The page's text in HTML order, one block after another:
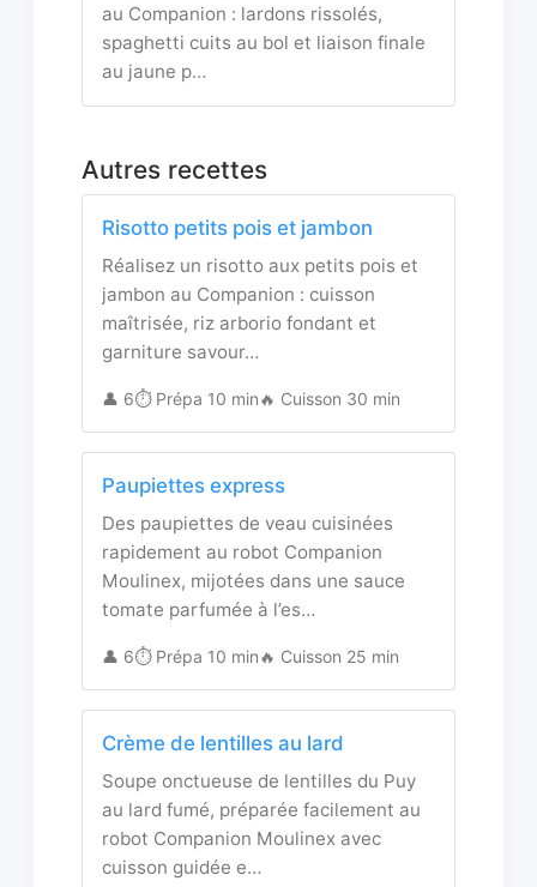
au Companion : lardons rissolés,
spaghetti cuits au bol et liaison finale
au jaune p…
Autres recettes
Risotto petits pois et jambon
Réalisez un risotto aux petits pois et
jambon au Companion : cuisson
maîtrisée, riz arborio fondant et
garniture savour…
👤 6⏱️ Prépa 10 min🔥 Cuisson 30 min
Paupiettes express
Des paupiettes de veau cuisinées
rapidement au robot Companion
Moulinex, mijotées dans une sauce
tomate parfumée à l’es…
👤 6⏱️ Prépa 10 min🔥 Cuisson 25 min
Crème de lentilles au lard
Soupe onctueuse de lentilles du Puy
au lard fumé, préparée facilement au
robot Companion Moulinex avec
cuisson guidée e…